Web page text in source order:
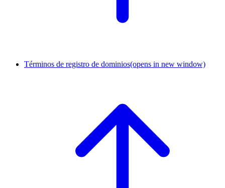
Términos de registro de dominios(opens in new window)